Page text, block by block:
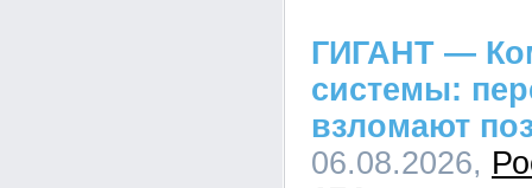
ГИГАНТ —
системы:
взломают
06.08.2026,